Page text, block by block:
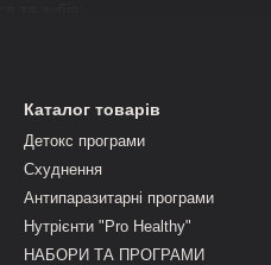
які дбають про природність,
дітьми.
Каталог товарів
Детокс програми
Схуднення
Антипаразитарні програми
Нутрієнти "Pro Healthy"
НАБОРИ ТА ПРОГРАМИ